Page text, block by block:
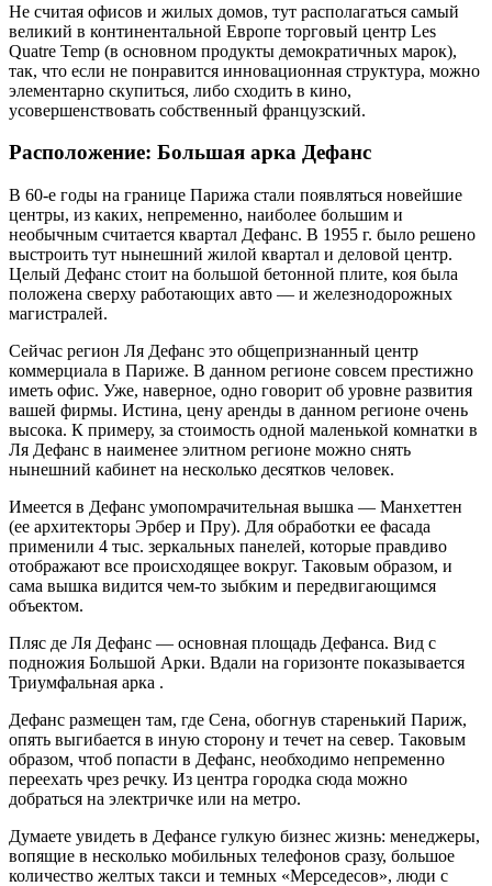
Не считая офисов и жилых домов, тут располагаться самый
великий в континентальной Европе торговый центр Les
Quatre Temp (в основном продукты демократичных марок),
так, что если не понравится инновационная структура, можно
элементарно скупиться, либо сходить в кино,
усовершенствовать собственный французский.
Расположение: Большая арка Дефанс
В 60-е годы на границе Парижа стали появляться новейшие
центры, из каких, непременно, наиболее большим и
необычным считается квартал Дефанс. В 1955 г. было решено
выстроить тут нынешний жилой квартал и деловой центр.
Целый Дефанс стоит на большой бетонной плите, коя была
положена сверху работающих авто — и железнодорожных
магистралей.
Сейчас регион Ля Дефанс это общепризнанный центр
коммерциала в Париже. В данном регионе совсем престижно
иметь офис. Уже, наверное, одно говорит об уровне развития
вашей фирмы. Истина, цену аренды в данном регионе очень
высока. К примеру, за стоимость одной маленькой комнатки в
Ля Дефанс в наименее элитном регионе можно снять
нынешний кабинет на несколько десятков человек.
Имеется в Дефанс умопомрачительная вышка — Манхеттен
(ее архитекторы Эрбер и Пру). Для обработки ее фасада
применили 4 тыс. зеркальных панелей, которые правдиво
отображают все происходящее вокруг. Таковым образом, и
сама вышка видится чем-то зыбким и передвигающимся
объектом.
Пляс де Ля Дефанс — основная площадь Дефанса. Вид с
подножия Большой Арки. Вдали на горизонте показывается
Триумфальная арка .
Дефанс размещен там, где Сена, обогнув старенький Париж,
опять выгибается в иную сторону и течет на север. Таковым
образом, чтоб попасти в Дефанс, необходимо непременно
переехать чрез речку. Из центра городка сюда можно
добраться на электричке или на метро.
Думаете увидеть в Дефансе гулкую бизнес жизнь: менеджеры,
вопящие в несколько мобильных телефонов сразу, большое
количество желтых такси и темных «Мерседесов», люди с